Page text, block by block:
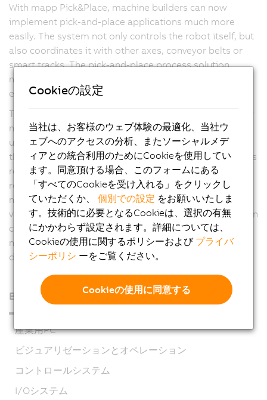
With mapp Pick&Place, machine builders can now
implement pick-and-place applications much more
easily. The system not only controls the robot itself, but
also coordinates it with other axes, conveyor belts or
smart tracks. The pick-and-place process solution
makes machines faster, more flexible and more
efficient.
The user has maximum freedom in process design. Any
number of Delta, Articulated and Scara robots can be
used. In addition, the software automatically optimizes
the process according to the application manufacturer's
requirements. Options include the shortest possible
removal times, first-in-first-out or energy-optimized
motion profiles. Coordination with other axes, the B&R
vision system or the web-based mapp View visualization
can be set up with just a few clicks. This eliminates
much of the manual programming work and reduces
development time.
B&R製品のご案内
産業用PC
ビジュアリゼーションとオペレーション
コントロールシステム
I/Oシステム
Cookieの設定
当社は、お客様のウェブ体験の最適化、当社ウ
ェブへのアクセスの分析、またソーシャルメデ
ィアとの統合利用のためにCookieを使用してい
ます。同意頂ける場合、このフォームにある
「すべてのCookieを受け入れる」をクリックし
ていただくか、個別での設定 をお願いいたしま
す。技術的に必要となるCookieは、選択の有無
にかかわらず設定されます。詳細については、
Cookieの使用に関するポリシーおよび プライバ
シーポリシ ーをご覧ください。
Cookieの使用に同意する